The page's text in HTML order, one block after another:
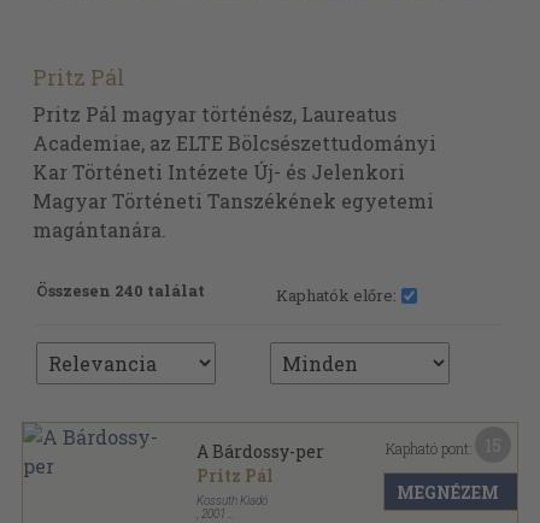
Pritz Pál
Pritz Pál magyar történész, Laureatus
Academiae, az ELTE Bölcsészettudományi
Kar Történeti Intézete Új- és Jelenkori
Magyar Történeti Tanszékének egyetemi
magántanára.
Összesen 240 találat Kaphatók előre:
A Bárdossy-per
Pritz Pál
Kossuth Kiadó
2001
Kapható pont:
MEGNÉZEM